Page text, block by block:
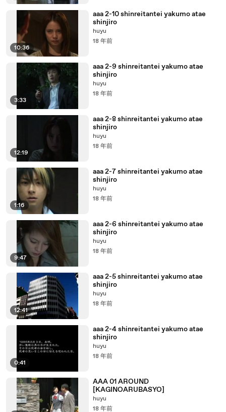
10:36
aaa 2-10 shinreitantei yakumo atae
shinjiro
huyu
18 年前
3:33
aaa 2-9 shinreitantei yakumo atae
shinjiro
huyu
18 年前
12:19
aaa 2-8 shinreitantei yakumo atae
shinjiro
huyu
18 年前
1:16
aaa 2-7 shinreitantei yakumo atae
shinjiro
huyu
18 年前
9:47
aaa 2-6 shinreitantei yakumo atae
shinjiro
huyu
18 年前
12:41
aaa 2-5 shinreitantei yakumo atae
shinjiro
huyu
18 年前
0:41
aaa 2-4 shinreitantei yakumo atae
shinjiro
huyu
18 年前
AAA 01 AROUND
[KAGINOARUBASYO]
huyu
18 年前